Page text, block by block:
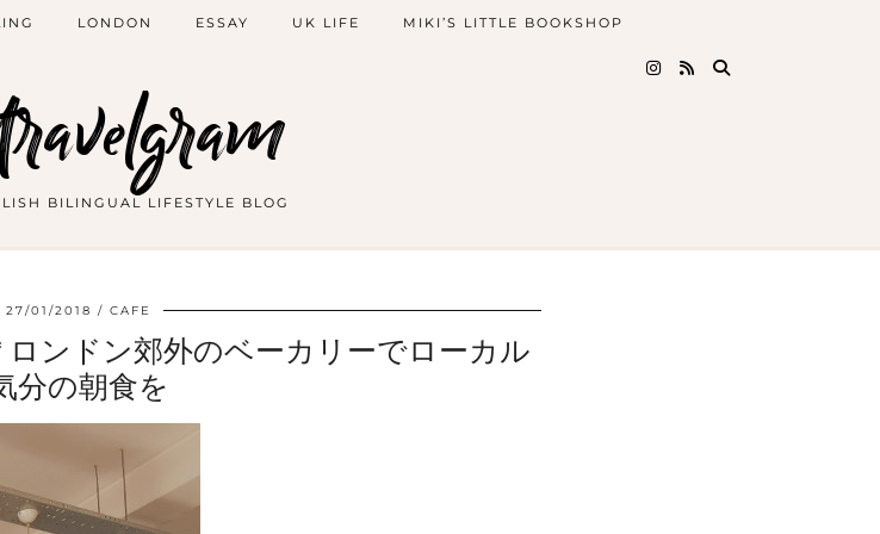
BILINGUAL LIFESTYLE BLOG
LONDON ESSAY UK LIFE MIKI’S LITTLE BOOKSHOP
27/01/2018 CAFE
ロンドン郊外のベーカリーでローカル
分の朝食を